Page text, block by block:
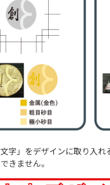
字」をデザインに取り入
きません。